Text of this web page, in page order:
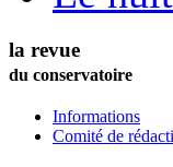
la revue
du conservatoire
Informations
Comité de